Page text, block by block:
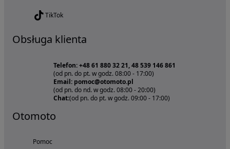
TikTok
Obsługa klienta
Telefon: +48 61 880 32 21, 48 539 146 861
(od pn. do pt. w godz. 08:00 - 17:00)
Email: pomoc@otomoto.pl
(od pn. do nd. w godz. 08:00 - 20:00)
Chat:(od pn. do pt. w godz. 09:00 - 17:00)
Otomoto
Pomoc